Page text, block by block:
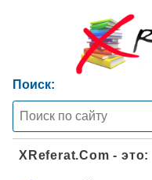
Поиск:
XReferat.Com - это: